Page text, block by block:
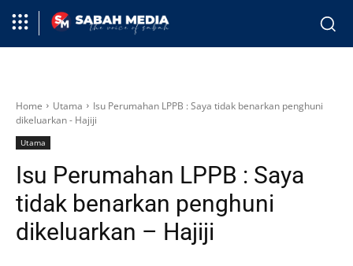
Home Utama
Isu Perumahan LPPB : Saya tidak benarkan penghuni
dikeluarkan - Hajiji
Utama
Isu Perumahan LPPB : Saya
tidak benarkan penghuni
dikeluarkan – Hajiji